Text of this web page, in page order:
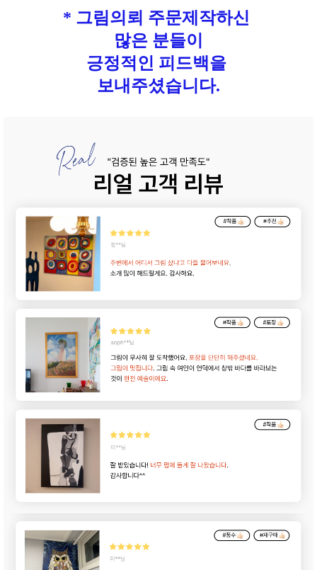
* 그림의뢰 주문제작하신
많은 분들이
긍정적인 피드백을
보내주셨습니다.